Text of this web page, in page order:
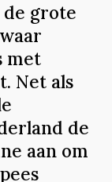
grote
met
Net als
de
aan om